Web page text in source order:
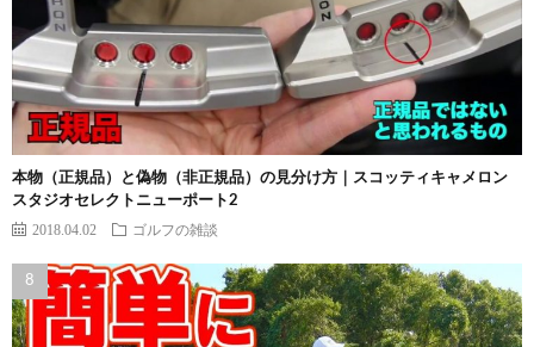
本物（正規品）と偽物（非正規品）の見分け方｜スコッティキャメロン
スタジオセレクトニューポート2
2018.04.02 ゴルフの雑談